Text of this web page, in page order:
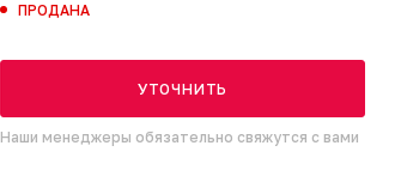
ПРОДАНА
УТОЧНИТЬ
Наши менеджеры обязательно свяжутся с вами